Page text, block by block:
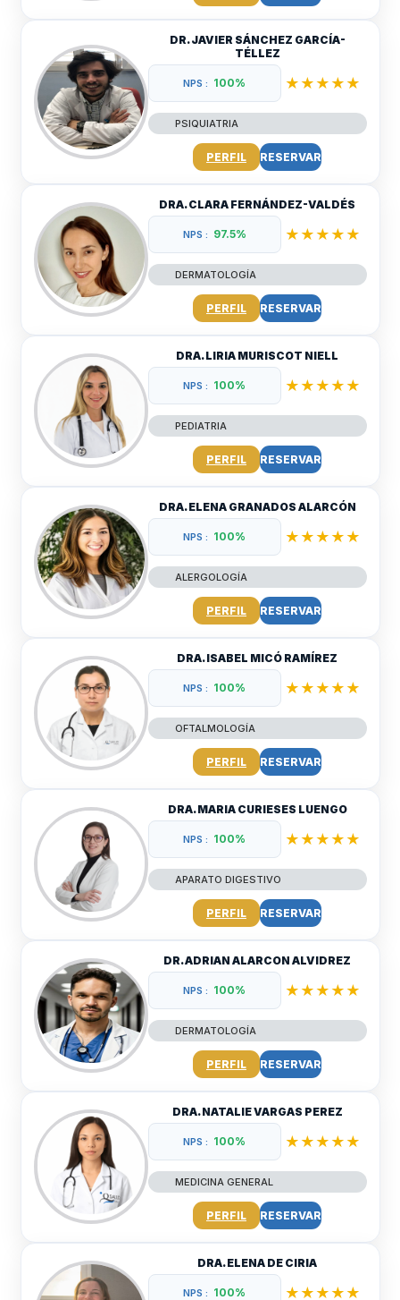
DR. JAVIER SÁNCHEZ GARCÍA-
TÉLLEZ
NPS : 100% ★★★★★
PSIQUIATRIA
PERFIL RESERVAR
DRA. CLARA FERNÁNDEZ-VALDÉS
NPS : 97.5% ★★★★★
DERMATOLOGÍA
PERFIL RESERVAR
DRA. LIRIA MURISCOT NIELL
NPS : 100% ★★★★★
PEDIATRIA
PERFIL RESERVAR
DRA. ELENA GRANADOS ALARCÓN
NPS : 100% ★★★★★
ALERGOLOGÍA
PERFIL RESERVAR
DRA. ISABEL MICÓ RAMÍREZ
NPS : 100% ★★★★★
OFTALMOLOGÍA
PERFIL RESERVAR
DRA. MARIA CURIESES LUENGO
NPS : 100% ★★★★★
APARATO DIGESTIVO
PERFIL RESERVAR
DR. ADRIAN ALARCON ALVIDREZ
NPS : 100% ★★★★★
DERMATOLOGÍA
PERFIL RESERVAR
DRA. NATALIE VARGAS PEREZ
NPS : 100% ★★★★★
MEDICINA GENERAL
PERFIL RESERVAR
DRA. ELENA DE CIRIA
NPS : 100% ★★★★★